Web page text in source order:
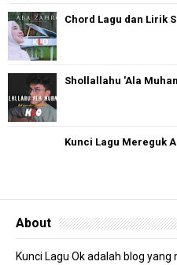
Chord Lagu dan Lirik
Shollallahu 'Ala
Kunci Lagu Mereguk
About
Kunci Lagu Ok adalah blog